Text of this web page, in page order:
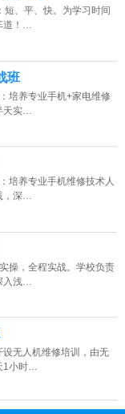
【手机维修培训班】
、平、快。为学习时间
道！…
班
培养专业手机+家电维修
天实…
培养专业手机维修技术人
，深…
操，全程实战。学校负责
浅…
无人机维修培训，由无
1小时…